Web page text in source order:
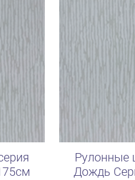
Рулонные
Дождь